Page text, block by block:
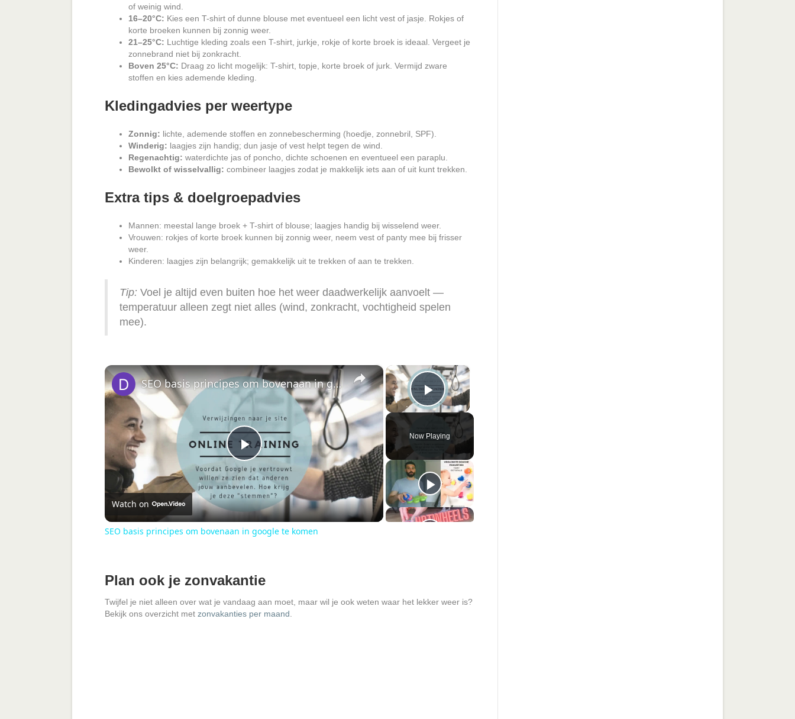
of weinig wind.
16–20°C: Kies een T-shirt of dunne blouse met eventueel een licht vest of jasje. Rokjes of
korte broeken kunnen bij zonnig weer.
21–25°C: Luchtige kleding zoals een T-shirt, jurkje, rokje of korte broek is ideaal. Vergeet je
zonnebrand niet bij zonkracht.
Boven 25°C: Draag zo licht mogelijk: T-shirt, topje, korte broek of jurk. Vermijd zware
stoffen en kies ademende kleding.
Kledingadvies per weertype
Zonnig: lichte, ademende stoffen en zonnebescherming (hoedje, zonnebril, SPF).
Winderig: laagjes zijn handig; dun jasje of vest helpt tegen de wind.
Regenachtig: waterdichte jas of poncho, dichte schoenen en eventueel een paraplu.
Bewolkt of wisselvallig: combineer laagjes zodat je makkelijk iets aan of uit kunt trekken.
Extra tips & doelgroepadvies
Mannen: meestal lange broek + T-shirt of blouse; laagjes handig bij wisselend weer.
Vrouwen: rokjes of korte broek kunnen bij zonnig weer, neem vest of panty mee bij frisser
weer.
Kinderen: laagjes zijn belangrijk; gemakkelijk uit te trekken of aan te trekken.
Tip: Voel je altijd even buiten hoe het weer daadwerkelijk aanvoelt —
temperatuur alleen zegt niet alles (wind, zonkracht, vochtigheid spelen
mee).
×
Play Video
Now Playing
×
P
l
a
V
SEO basis principes om bovenaan in google te komen
Watch on
SEO basis principes om bovenaan in google te komen
Plan ook je zonvakantie
Twijfel je niet alleen over wat je vandaag aan moet, maar wil je ook weten waar het lekker weer is?
Bekijk ons overzicht met zonvakanties per maand